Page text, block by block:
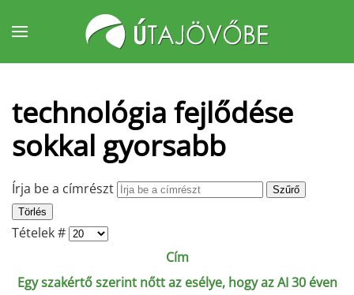
Fő tartalom átugrása
technológia fejlődése
sokkal gyorsabb
Írja be a címrészt
Szűrő
Törlés
Tételek #
Cím
Egy szakértő szerint nőtt az esélye, hogy az AI 30 éven